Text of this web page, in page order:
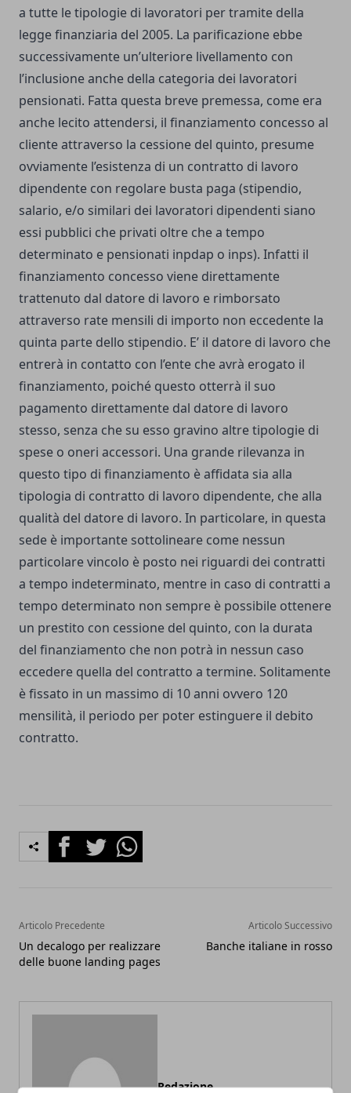
a tutte le tipologie di lavoratori per tramite della
legge finanziaria del 2005. La parificazione ebbe
successivamente un’ulteriore livellamento con
l’inclusione anche della categoria dei lavoratori
pensionati. Fatta questa breve premessa, come era
anche lecito attendersi, il finanziamento concesso al
cliente attraverso la cessione del quinto, presume
ovviamente l’esistenza di un contratto di lavoro
dipendente con regolare busta paga (stipendio,
salario, e/o similari dei lavoratori dipendenti siano
essi pubblici che privati oltre che a tempo
determinato e pensionati inpdap o inps). Infatti il
finanziamento concesso viene direttamente
trattenuto dal datore di lavoro e rimborsato
attraverso rate mensili di importo non eccedente la
quinta parte dello stipendio. E’ il datore di lavoro che
entrerà in contatto con l’ente che avrà erogato il
finanziamento, poiché questo otterrà il suo
pagamento direttamente dal datore di lavoro
stesso, senza che su esso gravino altre tipologie di
spese o oneri accessori. Una grande rilevanza in
questo tipo di finanziamento è affidata sia alla
tipologia di contratto di lavoro dipendente, che alla
qualità del datore di lavoro. In particolare, in questa
sede è importante sottolineare come nessun
particolare vincolo è posto nei riguardi dei contratti
a tempo indeterminato, mentre in caso di contratti a
tempo determinato non sempre è possibile ottenere
un prestito con cessione del quinto, con la durata
del finanziamento che non potrà in nessun caso
eccedere quella del contratto a termine. Solitamente
è fissato in un massimo di 10 anni ovvero 120
mensilità, il periodo per poter estinguere il debito
contratto.
FacebookTwitterWhatsapp
Articolo Precedente
Un decalogo per realizzare
delle buone landing pages
Articolo Successivo
Banche italiane in rosso
Redazione